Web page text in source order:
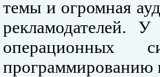
темы и огромная
рекламодателей.
операционных
программированию